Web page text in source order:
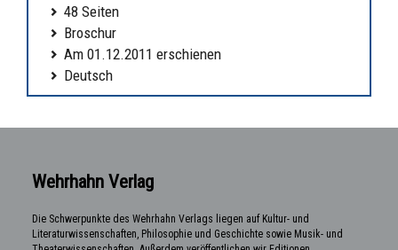
48 Seiten
Broschur
Am 01.12.2011 erschienen
Deutsch
Wehrhahn Verlag
Die Schwerpunkte des Wehrhahn Verlags liegen auf Kultur- und
Literaturwissenschaften, Philosophie und Geschichte sowie Musik- und